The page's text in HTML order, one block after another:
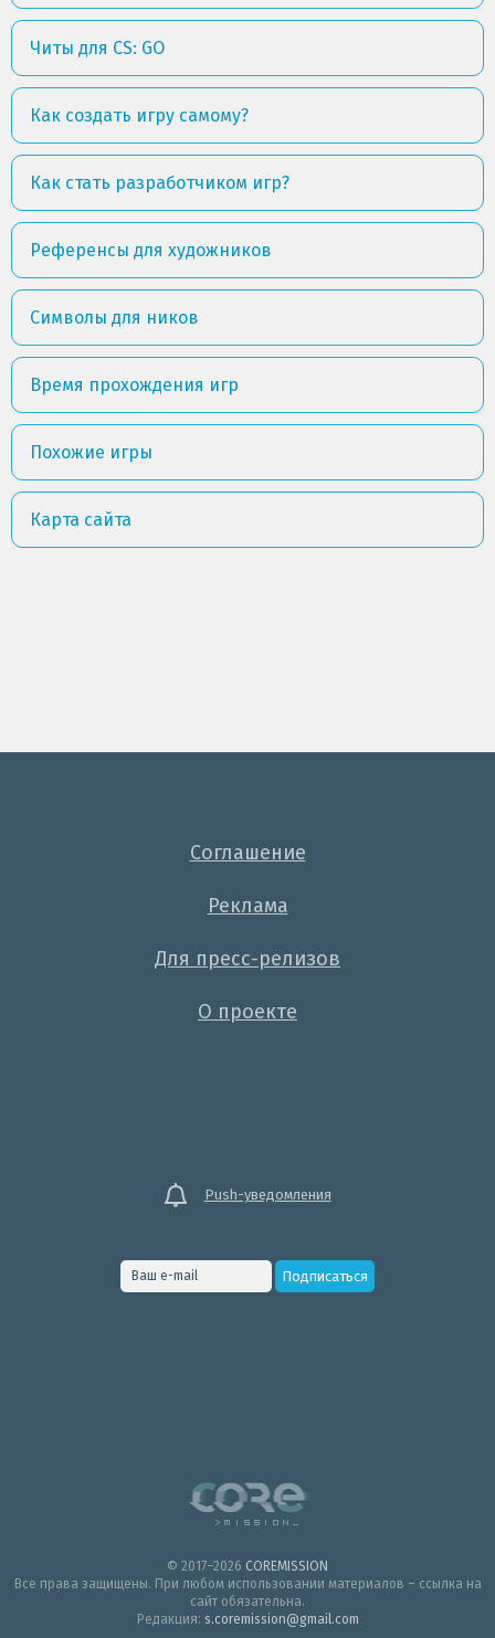
Читы для CS: GO
Как создать игру самому?
Как стать разработчиком игр?
Референсы для художников
Символы для ников
Время прохождения игр
Похожие игры
Карта сайта
Соглашение
Реклама
Для пресс-релизов
О проекте
Push-уведомления
© 2017–2026 COREMISSION
Все права защищены. При любом использовании материалов – ссылка на
сайт обязательна.
Редакция: s.coremission@gmail.com